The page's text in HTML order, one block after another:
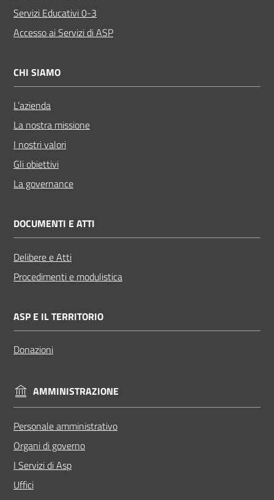
Seguici
Servizi Educativi 0-3
Accesso ai Servizi di ASP
CHI SIAMO
L’azienda
La nostra missione
I nostri valori
Gli obiettivi
La governance
DOCUMENTI E ATTI
Delibere e Atti
Procedimenti e modulistica
ASP E IL TERRITORIO
Donazioni
AMMINISTRAZIONE
Personale amministrativo
Organi di governo
I Servizi di Asp
Uffici